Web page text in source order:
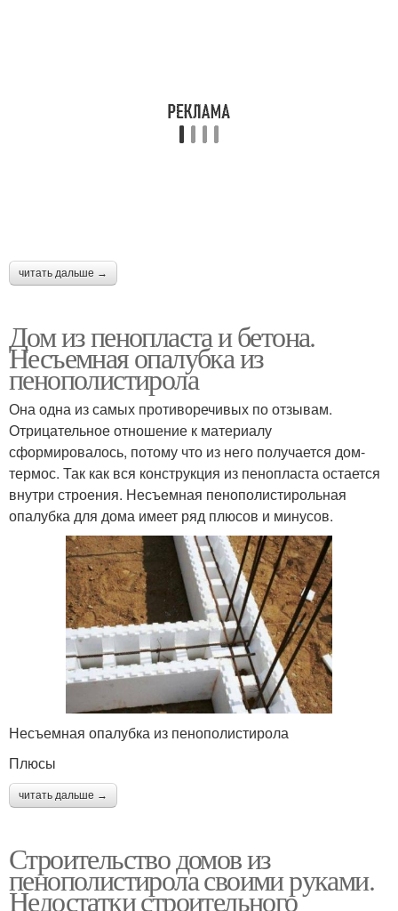
читать дальше →
Дом из пенопласта и бетона.
Несъемная опалубка из
пенополистирола
Она одна из самых противоречивых по отзывам.
Отрицательное отношение к материалу
сформировалось, потому что из него получается дом-
термос. Так как вся конструкция из пенопласта остается
внутри строения. Несъемная пенополистирольная
опалубка для дома имеет ряд плюсов и минусов.
Несъемная опалубка из пенополистирола
Плюсы
читать дальше →
Строительство домов из
пенополистирола своими руками.
Недостатки строительного